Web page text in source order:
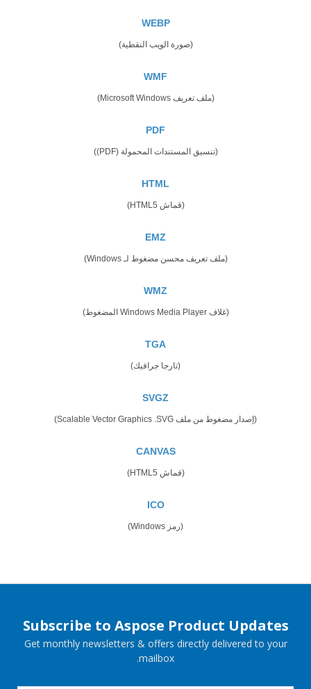
WEBP
(صورة الويب النقطية)
WMF
(ملف تعريف Microsoft Windows)
PDF
(تنسيق المستندات المحمولة (PDF))
HTML
(قماش HTML5)
EMZ
(ملف تعريف محسن مضغوط لـ Windows)
WMZ
(غلاف Windows Media Player المضغوط)
TGA
(تارجا جرافيك)
SVGZ
(إصدار مضغوط من ملف Scalable Vector Graphics .SVG)
CANVAS
(قماش HTML5)
ICO
(رمز Windows)
Subscribe to Aspose Product Updates
Get monthly newsletters & offers directly delivered to your
mailbox.